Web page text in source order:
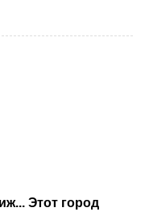
Этот город